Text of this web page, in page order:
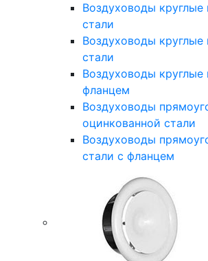
Воздуховоды
стали
Воздуховоды круглые
стали
Воздуховоды круглые
фланцем
Воздуховоды
оцинкованной стали
Воздуховоды
стали с фланцем